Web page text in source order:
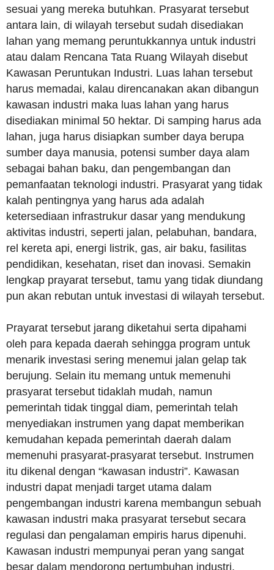
sesuai yang mereka butuhkan. Prasyarat tersebut
antara lain, di wilayah tersebut sudah disediakan
lahan yang memang peruntukkannya untuk industri
atau dalam Rencana Tata Ruang Wilayah disebut
Kawasan Peruntukan Industri. Luas lahan tersebut
harus memadai, kalau direncanakan akan dibangun
kawasan industri maka luas lahan yang harus
disediakan minimal 50 hektar. Di samping harus ada
lahan, juga harus disiapkan sumber daya berupa
sumber daya manusia, potensi sumber daya alam
sebagai bahan baku, dan pengembangan dan
pemanfaatan teknologi industri. Prasyarat yang tidak
kalah pentingnya yang harus ada adalah
ketersediaan infrastrukur dasar yang mendukung
aktivitas industri, seperti jalan, pelabuhan, bandara,
rel kereta api, energi listrik, gas, air baku, fasilitas
pendidikan, kesehatan, riset dan inovasi. Semakin
lengkap prayarat tersebut, tamu yang tidak diundang
pun akan rebutan untuk investasi di wilayah tersebut.
Prayarat tersebut jarang diketahui serta dipahami
oleh para kepada daerah sehingga program untuk
menarik investasi sering menemui jalan gelap tak
berujung. Selain itu memang untuk memenuhi
prasyarat tersebut tidaklah mudah, namun
pemerintah tidak tinggal diam, pemerintah telah
menyediakan instrumen yang dapat memberikan
kemudahan kepada pemerintah daerah dalam
memenuhi prasyarat-prasyarat tersebut. Instrumen
itu dikenal dengan “kawasan industri”. Kawasan
industri dapat menjadi target utama dalam
pengembangan industri karena membangun sebuah
kawasan industri maka prasyarat tersebut secara
regulasi dan pengalaman empiris harus dipenuhi.
Kawasan industri mempunyai peran yang sangat
besar dalam mendorong pertumbuhan industri,